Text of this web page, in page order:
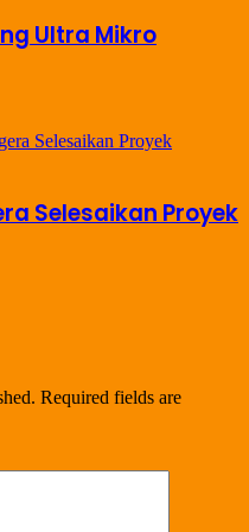
Ultra Mikro
Selesaikan Proyek
Required fields are